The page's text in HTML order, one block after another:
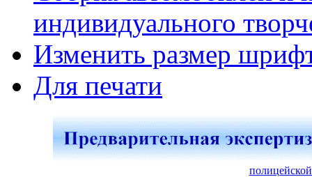
индивидуального
Изменить размер
Для печати